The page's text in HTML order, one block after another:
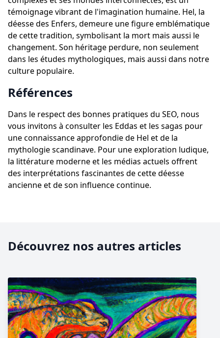
témoignage vibrant de l'imagination humaine. Hel, la
déesse des Enfers, demeure une figure emblématique
de cette tradition, symbolisant la mort mais aussi le
changement. Son héritage perdure, non seulement
dans les études mythologiques, mais aussi dans notre
culture populaire.
Références
Dans le respect des bonnes pratiques du SEO, nous
vous invitons à consulter les Eddas et les sagas pour
une connaissance approfondie de Hel et de la
mythologie scandinave. Pour une exploration ludique,
la littérature moderne et les médias actuels offrent
des interprétations fascinantes de cette déesse
ancienne et de son influence continue.
Découvrez nos autres articles